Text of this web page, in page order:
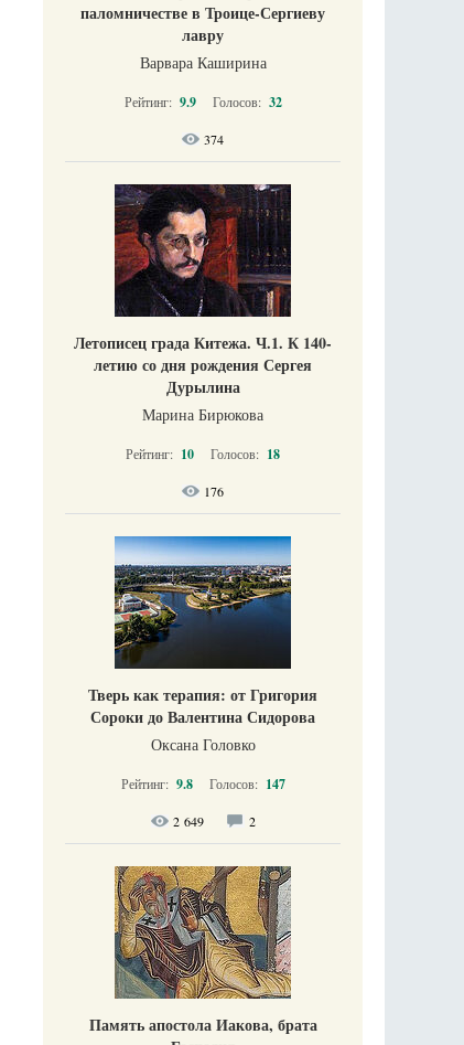
паломничестве в Троице-Сергиеву
лавру
Варвара Каширина
Рейтинг: 9.9 Голосов: 32
374
Летописец града Китежа. Ч.1. К 140-
летию со дня рождения Сергея
Дурылина
Марина Бирюкова
Рейтинг: 10 Голосов: 18
176
Тверь как терапия: от Григория
Сороки до Валентина Сидорова
Оксана Головко
Рейтинг: 9.8 Голосов: 147
2 649 2
Память апостола Иакова, брата